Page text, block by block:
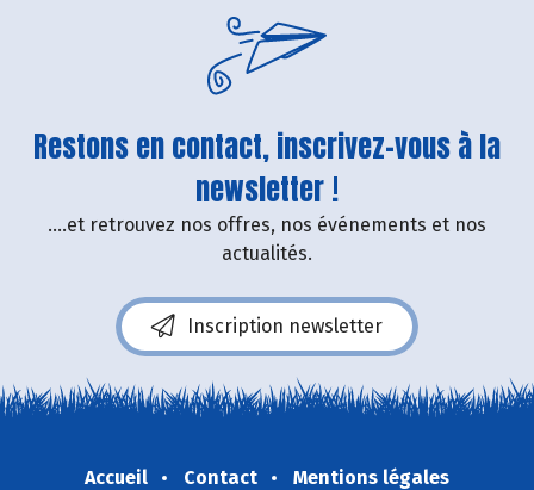
Restons en contact, inscrivez-vous à la
newsletter !
....et retrouvez nos offres, nos événements et nos
actualités.
Inscription newsletter
Accueil Contact
Mentions légales